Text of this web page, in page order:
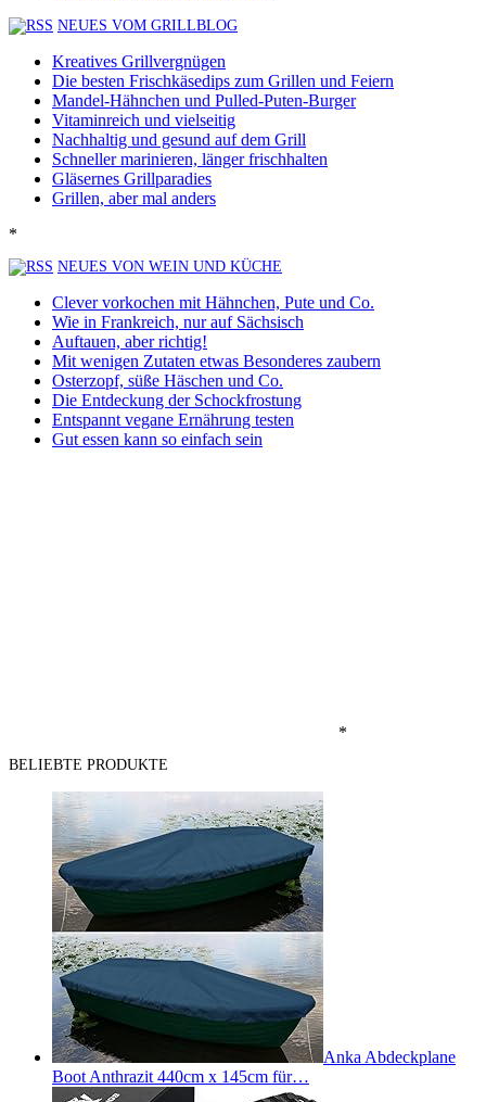
NEUES VOM GRILLBLOG
Kreatives Grillvergnügen
Die besten Frischkäsedips zum Grillen und Feiern
Mandel-Hähnchen und Pulled-Puten-Burger
Vitaminreich und vielseitig
Nachhaltig und gesund auf dem Grill
Schneller marinieren, länger frischhalten
Gläsernes Grillparadies
Grillen, aber mal anders
*
NEUES VON WEIN UND KÜCHE
Clever vorkochen mit Hähnchen, Pute und Co.
Wie in Frankreich, nur auf Sächsisch
Auftauen, aber richtig!
Mit wenigen Zutaten etwas Besonderes zaubern
Osterzopf, süße Häschen und Co.
Die Entdeckung der Schockfrostung
Entspannt vegane Ernährung testen
Gut essen kann so einfach sein
*
BELIEBTE PRODUKTE
Anka Abdeckplane
Boot Anthrazit 440cm x 145cm für…